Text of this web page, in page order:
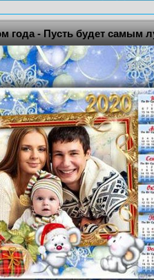
года - Пусть будет самым